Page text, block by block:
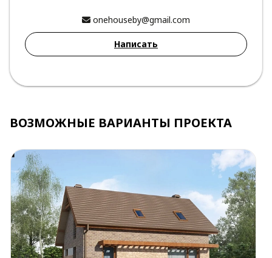
onehouseby@gmail.com
Написать
ВОЗМОЖНЫЕ ВАРИАНТЫ ПРОЕКТА